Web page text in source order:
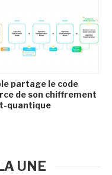
partage le code
de son chiffrement
quantique
UNE